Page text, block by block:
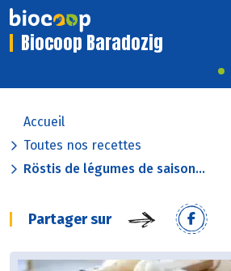
Biocoop Baradozig
Accueil
Toutes nos recettes
Röstis de légumes de saison...
Partager sur